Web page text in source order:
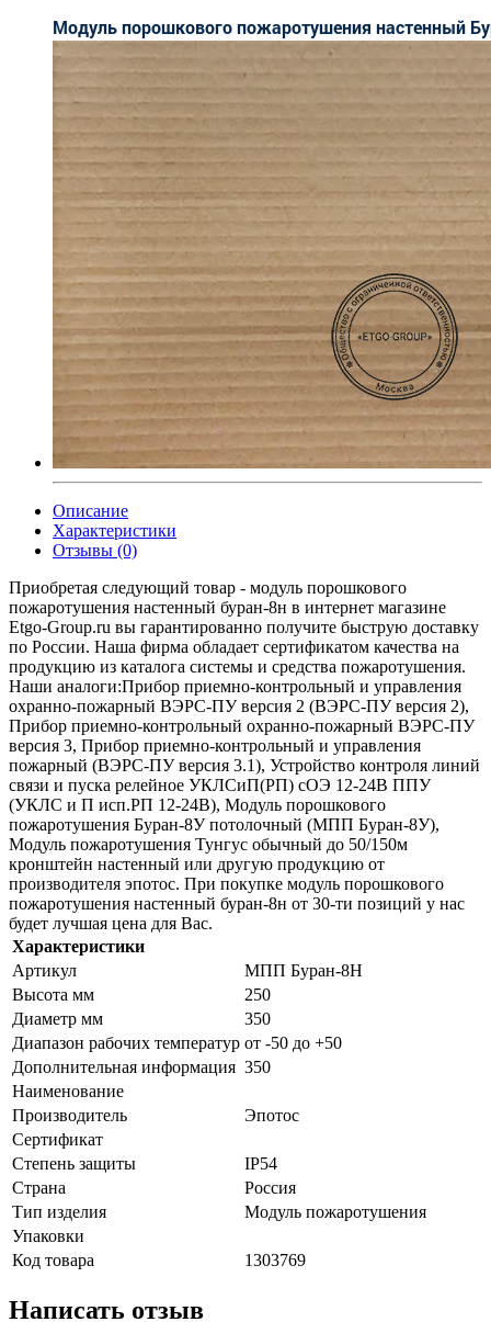
Описание
Характеристики
Отзывы (0)
Приобретая следующий товар - модуль порошкового
пожаротушения настенный буран-8н в интернет магазине
Etgo-Group.ru вы гарантированно получите быструю доставку
по России. Наша фирма обладает сертификатом качества на
продукцию из каталога системы и средства пожаротушения.
Наши аналоги:Прибор приемно-контрольный и управления
охранно-пожарный ВЭРС-ПУ версия 2 (ВЭРС-ПУ версия 2),
Прибор приемно-контрольный охранно-пожарный ВЭРС-ПУ
версия 3, Прибор приемно-контрольный и управления
пожарный (ВЭРС-ПУ версия 3.1), Устройство контроля линий
связи и пуска релейное УКЛСиП(РП) сОЭ 12-24В ППУ
(УКЛС и П исп.РП 12-24В), Модуль порошкового
пожаротушения Буран-8У потолочный (МПП Буран-8У),
Модуль пожаротушения Тунгус обычный до 50/150м
кронштейн настенный или другую продукцию от
производителя эпотос. При покупке модуль порошкового
пожаротушения настенный буран-8н от 30-ти позиций у нас
будет лучшая цена для Вас.
Характеристики
Артикул
МПП Буран-8Н
Высота мм
250
Диаметр мм
350
Диапазон рабочих температур от -50 до +50
Дополнительная информация 350
Наименование
Производитель
Эпотос
Сертификат
Степень защиты
IP54
Страна
Россия
Тип изделия
Модуль пожаротушения
Упаковки
Код товара
1303769
Написать отзыв